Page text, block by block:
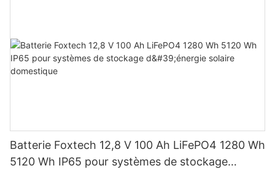
Batterie Foxtech 12,8 V 100 Ah LiFePO4 1280 Wh
5120 Wh IP65 pour systèmes de stockage